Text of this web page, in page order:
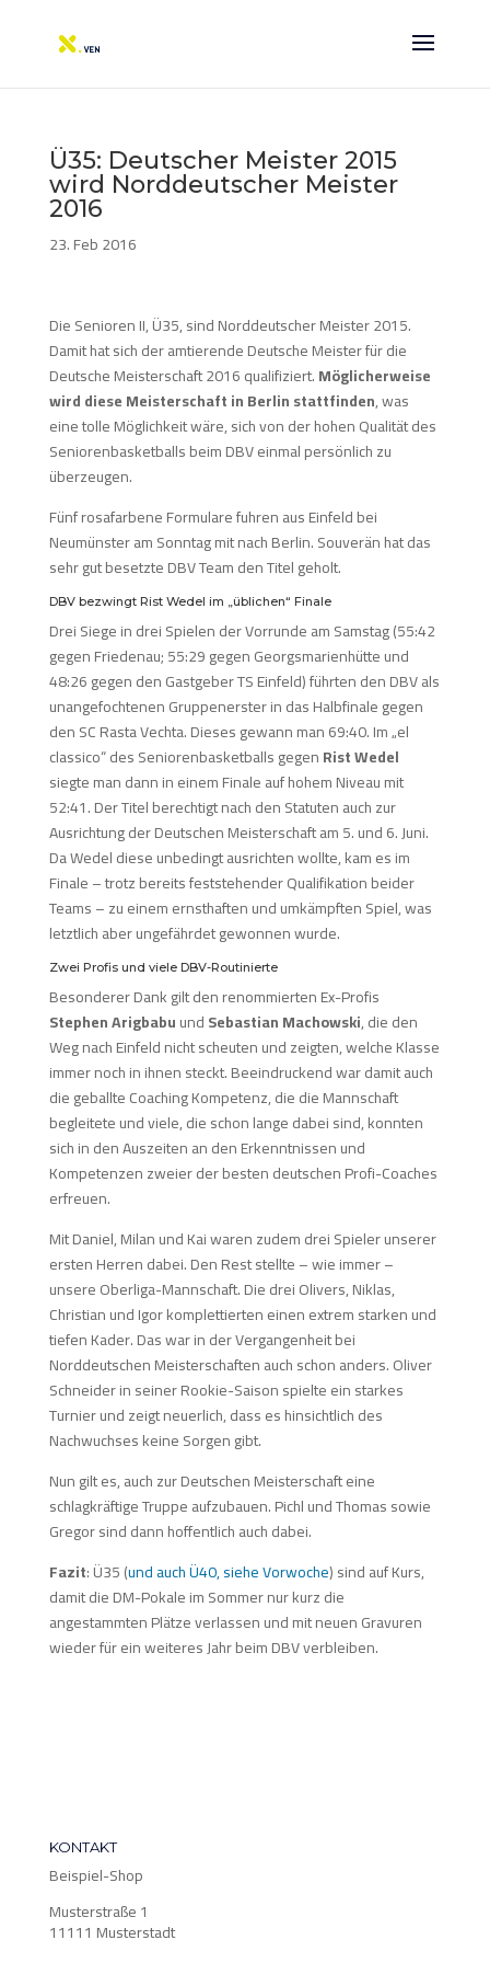
Ü35: Deutscher Meister 2015
wird Norddeutscher Meister
2016
23. Feb 2016
Die Senioren II, Ü35, sind Norddeutscher Meister 2015.
Damit hat sich der amtierende Deutsche Meister für die
Deutsche Meisterschaft 2016 qualifiziert.Möglicherweise
wird diese Meisterschaft in Berlin stattfinden, was
eine tolle Möglichkeit wäre, sich von der hohen Qualität des
Seniorenbasketballs beim DBV einmal persönlich zu
überzeugen.
Fünf rosafarbene Formulare fuhren aus Einfeld bei
Neumünster am Sonntag mit nach Berlin. Souverän hat das
sehr gut besetzte DBV Team den Titel geholt.
DBV bezwingt Rist Wedel im „üblichen“ Finale
Drei Siege in drei Spielen der Vorrunde am Samstag (55:42
gegen Friedenau; 55:29 gegen Georgsmarienhütte und
48:26 gegen den Gastgeber TS Einfeld) führten den DBV als
unangefochtenen Gruppenerster in das Halbfinale gegen
den SC Rasta Vechta. Dieses gewann man 69:40. Im „el
classico“ des Seniorenbasketballs gegenRist Wedel
siegte man dann in einem Finale auf hohem Niveau mit
52:41. Der Titel berechtigt nach den Statuten auch zur
Ausrichtung der Deutschen Meisterschaft am 5. und 6. Juni.
Da Wedel diese unbedingt ausrichten wollte, kam es im
Finale – trotz bereits feststehender Qualifikation beider
Teams – zu einem ernsthaften und umkämpften Spiel, was
letztlich aber ungefährdet gewonnen wurde.
Zwei Profis und viele DBV-Routinierte
Besonderer Dank gilt den renommierten Ex-Profis
Stephen ArigbabuundSebastian Machowski, die den
Weg nach Einfeld nicht scheuten und zeigten, welche Klasse
immer noch in ihnen steckt. Beeindruckend war damit auch
die geballte Coaching Kompetenz, die die Mannschaft
begleitete und viele, die schon lange dabei sind, konnten
sich in den Auszeiten an den Erkenntnissen und
Kompetenzen zweier der besten deutschen Profi-Coaches
erfreuen.
Mit Daniel, Milan und Kai waren zudem drei Spieler unserer
ersten Herren dabei. Den Rest stellte – wie immer –
unsere Oberliga-Mannschaft. Die drei Olivers, Niklas,
Christian und Igor komplettierten einen extrem starken und
tiefen Kader. Das war in der Vergangenheit bei
Norddeutschen Meisterschaften auch schon anders. Oliver
Schneider in seiner Rookie-Saison spielte ein starkes
Turnier und zeigt neuerlich, dass es hinsichtlich des
Nachwuchses keine Sorgen gibt.
Nun gilt es, auch zur Deutschen Meisterschaft eine
schlagkräftige Truppe aufzubauen. Pichl und Thomas sowie
Gregor sind dann hoffentlich auch dabei.
Fazit: Ü35 (und auch Ü40, siehe Vorwoche) sind auf Kurs,
damit die DM-Pokale im Sommer nur kurz die
angestammten Plätze verlassen und mit neuen Gravuren
wieder für ein weiteres Jahr beim DBV verbleiben.
KONTAKT
Beispiel-Shop
Musterstraße 1
11111 Musterstadt